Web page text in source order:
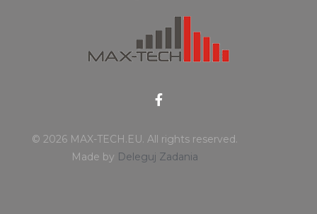
© 2026 MAX-TECH.EU. All rights reserved.
Made by Deleguj Zadania